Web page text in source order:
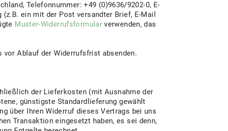
Telefonnummer: +49 (0)9636/9202-0, E-
ein mit der Post versandter Brief, E-Mail
Muster-Widerrufsformular verwenden, das
Ablauf der Widerrufsfrist absenden.
der Lieferkosten (mit Ausnahme der
günstigste Standardlieferung gewählt
über Ihren Widerruf dieses Vertrags bei uns
Transaktion eingesetzt haben, es sei denn,